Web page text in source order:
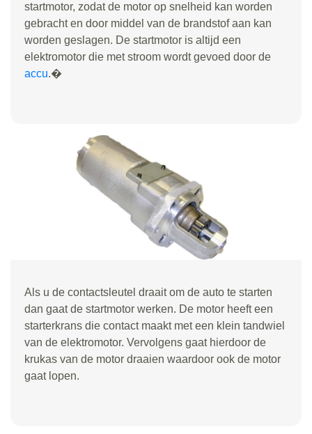
startmotor, zodat de motor op snelheid kan worden
gebracht en door middel van de brandstof aan kan
worden geslagen. De startmotor is altijd een
elektromotor die met stroom wordt gevoed door de
accu.�
Als u de contactsleutel draait om de auto te starten
dan gaat de startmotor werken. De motor heeft een
starterkrans die contact maakt met een klein tandwiel
van de elektromotor. Vervolgens gaat hierdoor de
krukas van de motor draaien waardoor ook de motor
gaat lopen.